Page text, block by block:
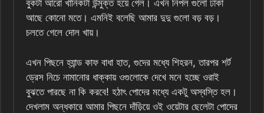
বুকটা আরো খানিকটা উন্মুক্ত হয়ে গেল। এখন নিপল গুলো ঢাকা
আছে কোনো মতে। এমনিই বলেছি আমার দুদু গুলো বড় বড়।
চলতে গেলে দোল খায়।
এখন পিছনে হ্যান্ড কাফ বাধা হাত, গুদের মধ্যে শিহরন, তারপর শর্ট
ড্রেস নিচে নামানোর ধাক্কায় ওগুলোকে দেখে মনে হচ্ছে ওরাই
বুঝতে পারছে না কি করবে! হঠাৎ পোদের মধ্যে একটু অস্বস্তি হল।
দেখলাম অন্ধকারে আমার পিছনে দাঁড়িয়ে ওই ওয়েটার ছেলেটা পোদের